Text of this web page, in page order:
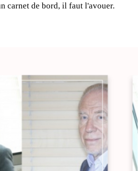
carnet de bord, il faut l'avouer.